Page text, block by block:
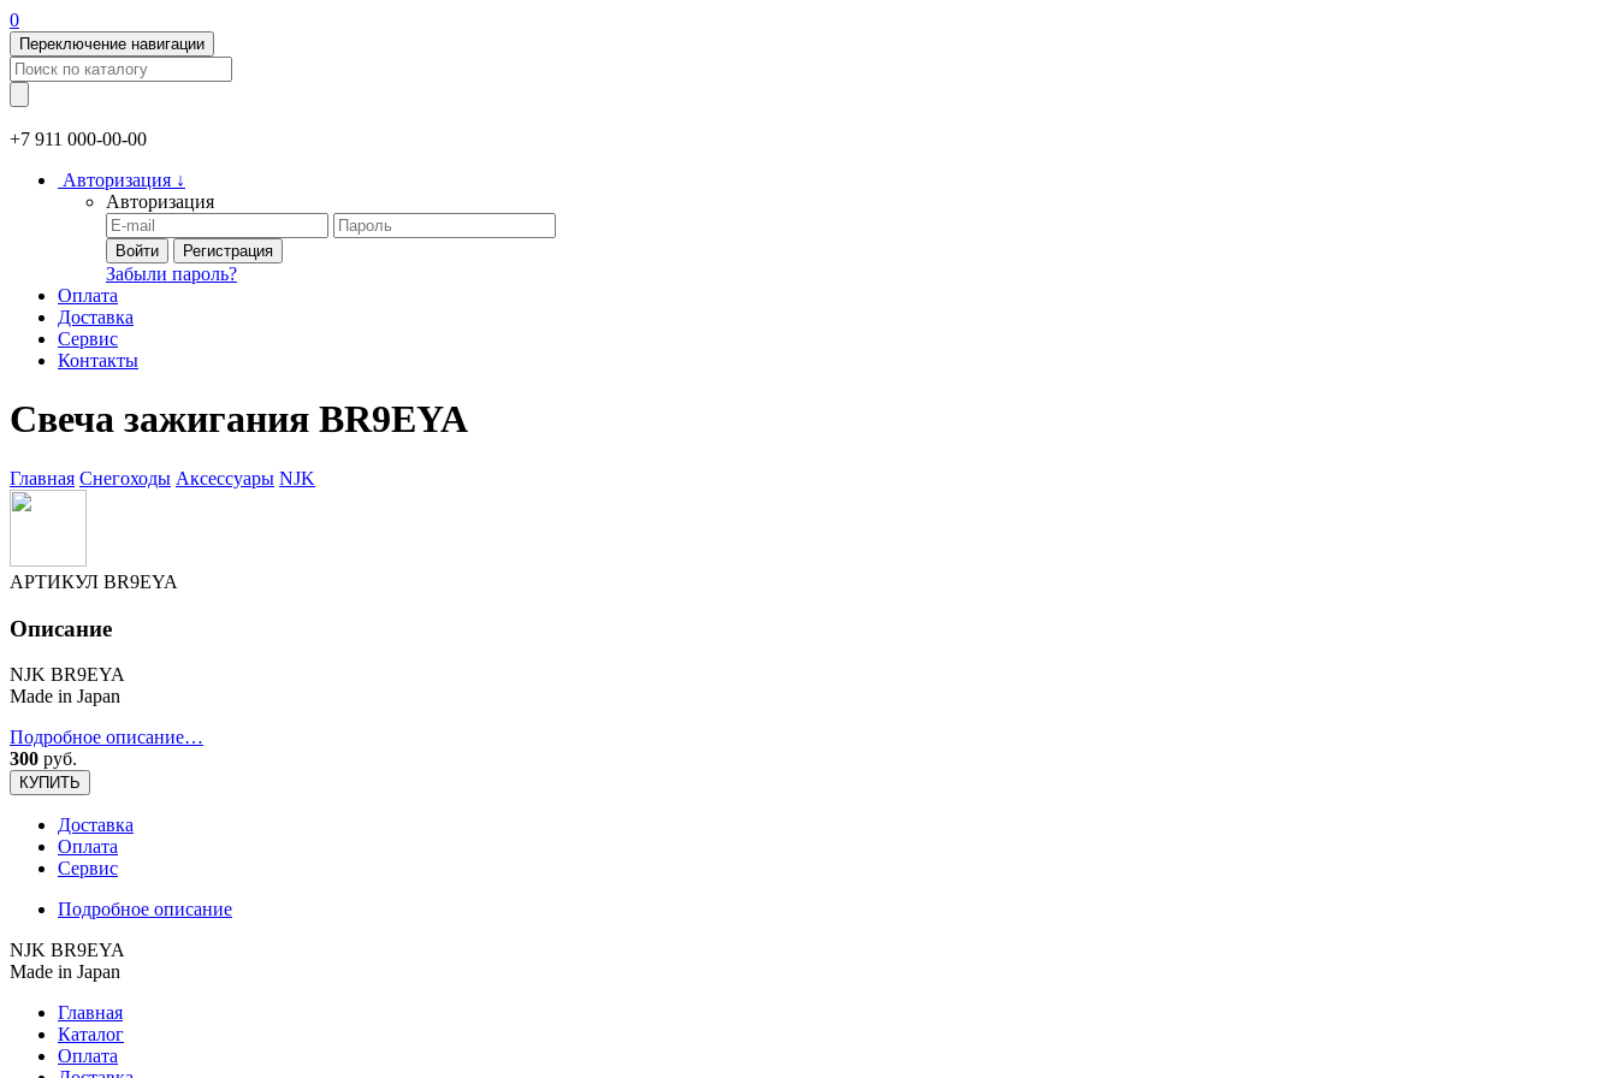
0
Переключение навигации
+7 911 000-00-00
Авторизация ↓
Авторизация
Войти Регистрация
Забыли пароль?
Оплата
Доставка
Сервис
Контакты
Свеча зажигания BR9EYA
Главная Снегоходы Аксессуары NJK
АРТИКУЛ BR9EYA
Описание
NJK BR9EYA
Made in Japan
Подробное описание…
300 руб.
КУПИТЬ
Доставка
Оплата
Сервис
Подробное описание
NJK BR9EYA
Made in Japan
Главная
Каталог
Оплата